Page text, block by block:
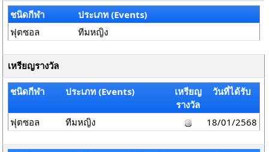
ชนิดกีฬา
ประเภท (Events)
ฟุตซอล
ทีมหญิง
เหรียญรางวัล
ชนิดกีฬา ประเภท (Events)
เหรียญ
รางวัล
วันที่ได้รับ
ฟุตซอล ทีมหญิง 18/01/2568